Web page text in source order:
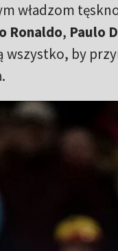
władzom
Ronaldo, Paulo
wszystko, by